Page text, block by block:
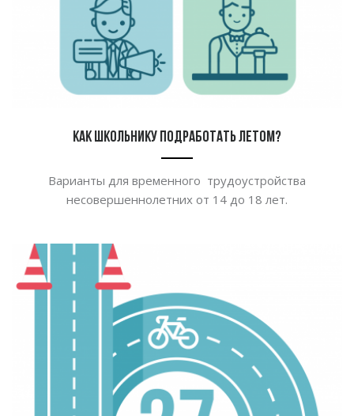
Как школьнику подработать летом?
Варианты для временного трудоустройства
несовершеннолетних от 14 до 18 лет.